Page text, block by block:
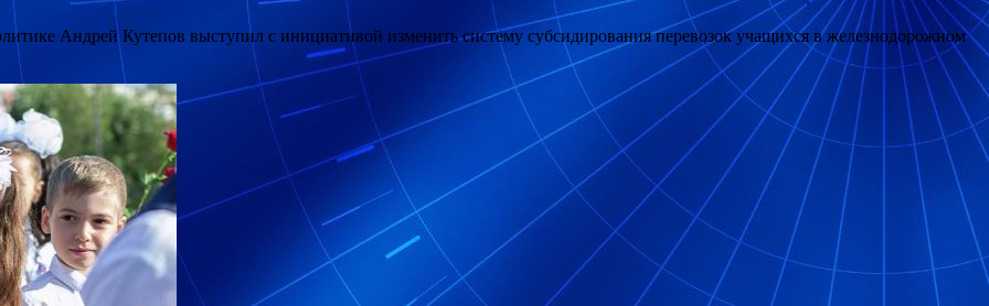
Андрей Кутепов выступил с инициативой изменить систему субсидирования перевозок учащихся в железнодорожном